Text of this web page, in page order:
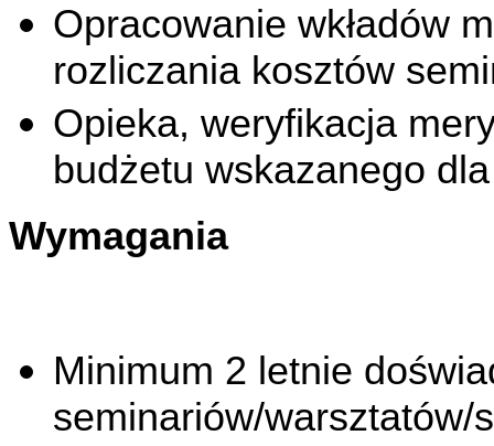
Opracowanie wkładów
rozliczania kosztów
Opieka, weryfikacja
budżetu wskazanego
Wymagania
Minimum 2 letnie
seminariów/warsztatów/